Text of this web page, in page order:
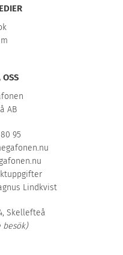
OSS
AB
95
Lindkvist
Skellefteå
besök)